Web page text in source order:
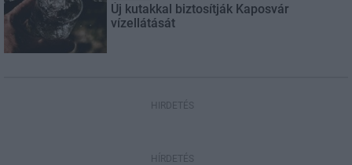
Új kutakkal biztosítják Kaposvár
vízellátását
HIRDETÉS
HÍRDETÉS